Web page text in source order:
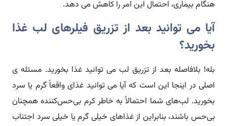
هنگام بیماری، احتمال این امر را کاهش می دهد.
آیا می توانید بعد از تزریق فیلرهای لب غذا
بخورید؟
بله! بلافاصله بعد از تزریق لب می توانید غذا بخورید. مسئله ی
اصلی در اینجا این است که آیا می توانید غذای واقعاً گرم یا سرد
بخورید. لب‌های شما احتمالاً به خاطر کرم بی‌حس‌کننده همچنان
بی‌حس باشند، بنابراین از غذاهای خیلی گرم یا خیلی سرد اجتناب